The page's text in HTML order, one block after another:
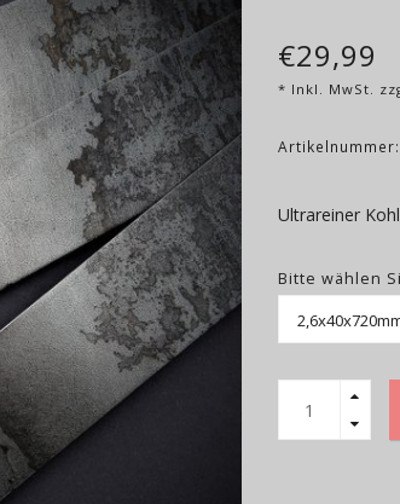
€29,99
* Inkl. MwSt.
Ultrareiner
Bitte wählen